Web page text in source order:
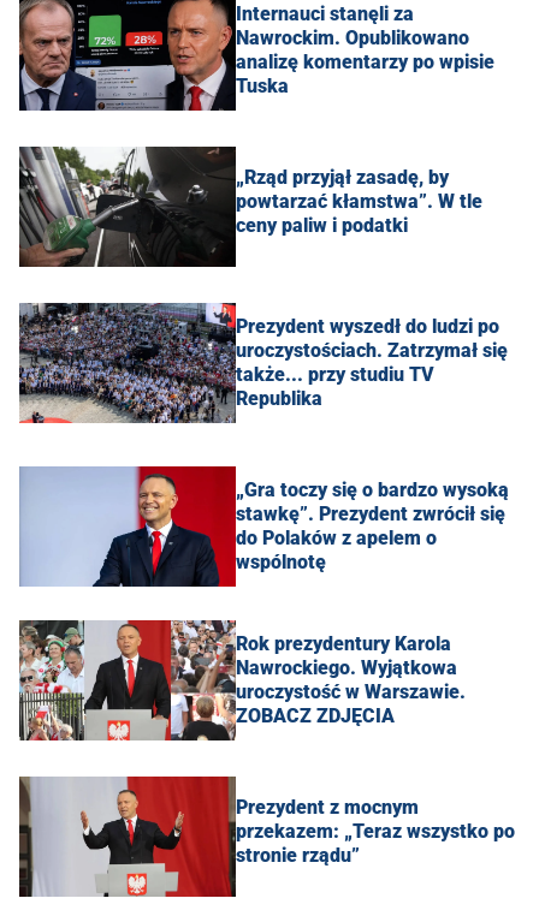
Internauci stanęli za
Nawrockim. Opublikowano
analizę komentarzy po wpisie
Tuska
„Rząd przyjął zasadę, by
powtarzać kłamstwa”. W tle
ceny paliw i podatki
Prezydent wyszedł do ludzi po
uroczystościach. Zatrzymał się
także... przy studiu TV
Republika
„Gra toczy się o bardzo wysoką
stawkę”. Prezydent zwrócił się
do Polaków z apelem o
wspólnotę
Rok prezydentury Karola
Nawrockiego. Wyjątkowa
uroczystość w Warszawie.
ZOBACZ ZDJĘCIA
Prezydent z mocnym
przekazem: „Teraz wszystko po
stronie rządu”